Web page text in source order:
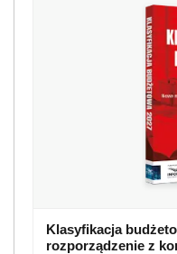
Klasyfikacja
rozporządzenie z